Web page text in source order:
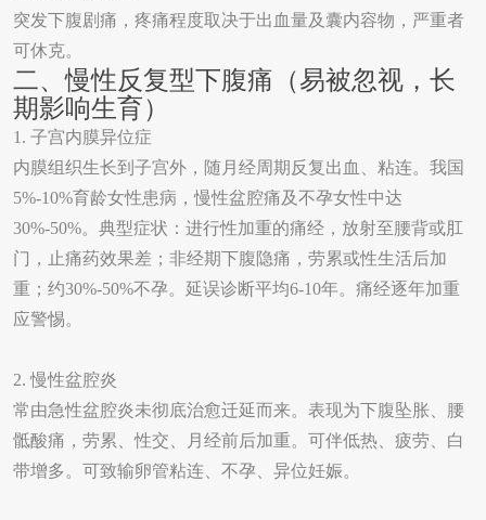
突发下腹剧痛，疼痛程度取决于出血量及囊内容物，严重者
可休克。
二、慢性反复型下腹痛（易被忽视，长
期影响生育）
1. 子宫内膜异位症
内膜组织生长到子宫外，随月经周期反复出血、粘连。我国
5%-10%育龄女性患病，慢性盆腔痛及不孕女性中达
30%-50%。典型症状：进行性加重的痛经，放射至腰背或肛
门，止痛药效果差；非经期下腹隐痛，劳累或性生活后加
重；约30%-50%不孕。延误诊断平均6-10年。痛经逐年加重
应警惕。
2.慢性盆腔炎
常由急性盆腔炎未彻底治愈迁延而来。表现为下腹坠胀、腰
骶酸痛，劳累、性交、月经前后加重。可伴低热、疲劳、白
带增多。可致输卵管粘连、不孕、异位妊娠。